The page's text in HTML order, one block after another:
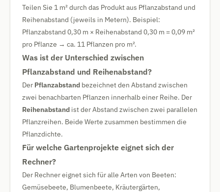
Teilen Sie 1 m² durch das Produkt aus Pflanzabstand und
Reihenabstand (jeweils in Metern). Beispiel:
Pflanzabstand 0,30 m × Reihenabstand 0,30 m = 0,09 m²
pro Pflanze → ca. 11 Pflanzen pro m².
Was ist der Unterschied zwischen
Pflanzabstand und Reihenabstand?
Der Pflanzabstand bezeichnet den Abstand zwischen
zwei benachbarten Pflanzen innerhalb einer Reihe. Der
Reihenabstand ist der Abstand zwischen zwei parallelen
Pflanzreihen. Beide Werte zusammen bestimmen die
Pflanzdichte.
Für welche Gartenprojekte eignet sich der
Rechner?
Der Rechner eignet sich für alle Arten von Beeten:
Gemüsebeete, Blumenbeete, Kräutergärten,